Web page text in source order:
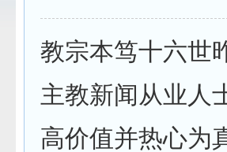
教宗本笃十六世
主教新闻从业人
高价值并热心为